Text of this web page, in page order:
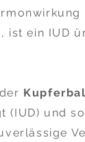
ist ein IUD
(IUD) und